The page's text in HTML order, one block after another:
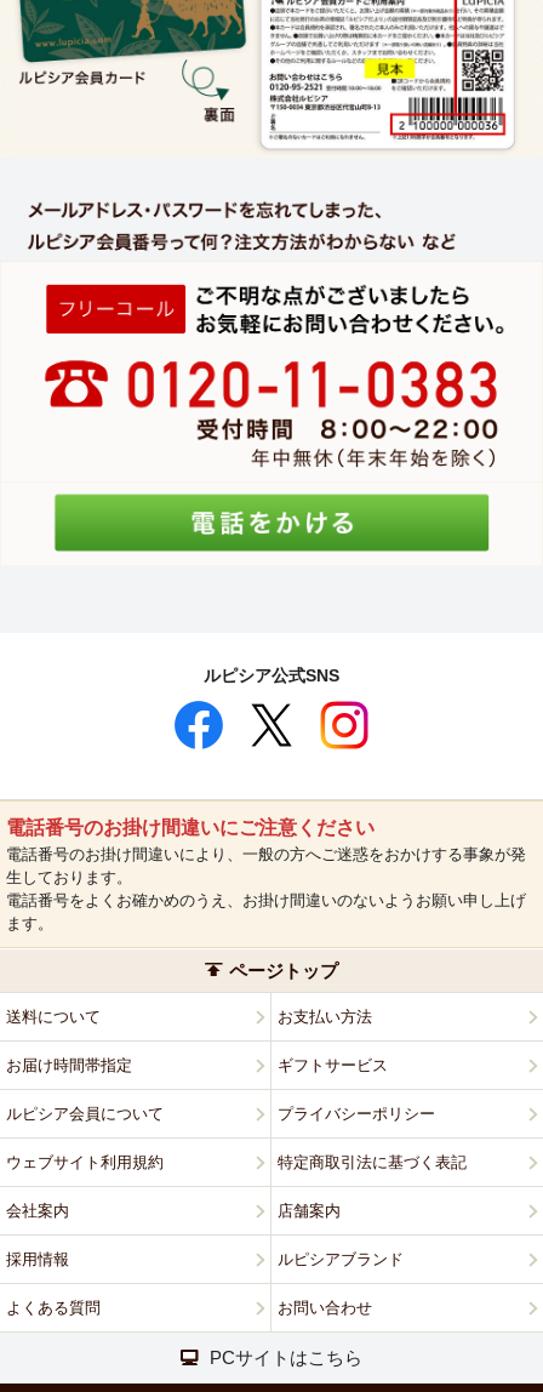
ルピシア公式SNS
電話番号のお掛け間違いにご注意ください
電話番号のお掛け間違いにより、一般の方へご迷惑をおかけする事象が発
生しております。
電話番号をよくお確かめのうえ、お掛け間違いのないようお願い申し上げ
ます。
ページトップ
送料について お支払い方法
お届け時間帯指定 ギフトサービス
ルピシア会員について プライバシーポリシー
ウェブサイト利用規約 特定商取引法に基づく表記
会社案内 店舗案内
採用情報 ルピシアブランド
よくある質問 お問い合わせ
PCサイトはこちら